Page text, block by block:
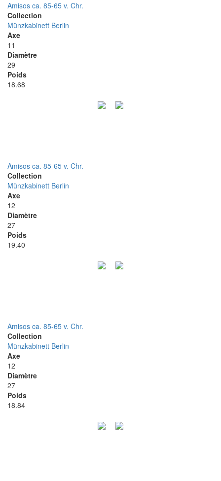
Amisos ca. 85-65 v. Chr.
Collection
Münzkabinett Berlin
Axe
11
Diamètre
29
Poids
18.68
Amisos ca. 85-65 v. Chr.
Collection
Münzkabinett Berlin
Axe
12
Diamètre
27
Poids
19.40
Amisos ca. 85-65 v. Chr.
Collection
Münzkabinett Berlin
Axe
12
Diamètre
27
Poids
18.84